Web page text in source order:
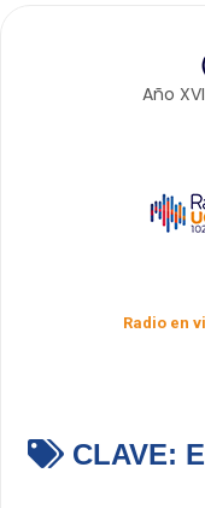
Año
Radio en
CLAVE: